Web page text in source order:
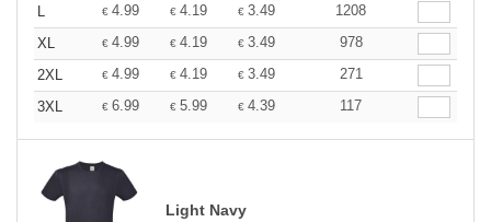
L
€ 4.99 € 4.19 € 3.49
1208
XL
€ 4.99 € 4.19 € 3.49
978
2XL
€ 4.99 € 4.19 € 3.49
271
3XL
€ 6.99 € 5.99 € 4.39 117
Light Navy